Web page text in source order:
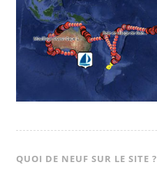
QUOI DE NEUF SUR LE SITE ?